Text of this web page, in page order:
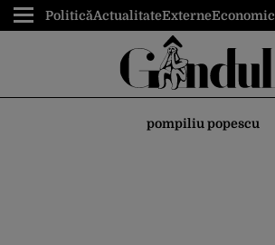
PoliticăActualitateExterneEconomic
pompiliu popescu